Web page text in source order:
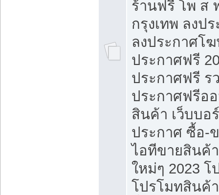
ร้านฟรี โพ ส
กรุงเทพ ลงป
ลงประกาศโ
ประกาศฟรี
ประกาศฟรี ร
ประกาศฟรีอ
สินค้า เว็บบอ
ประกาศ ซื้อ-
ไอทีขายสินค้
ใหม่ๆ 2023
โปรโมทสินค้